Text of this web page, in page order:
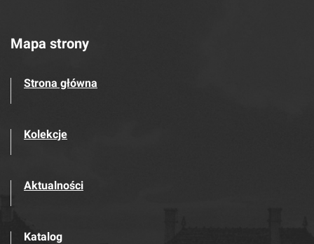
Mapa strony
Strona główna
Kolekcje
Aktualności
Katalog